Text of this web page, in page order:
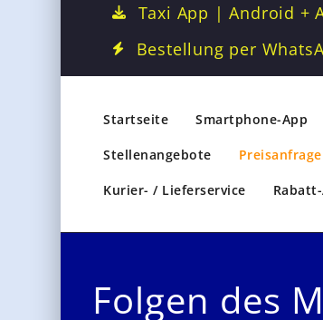
Taxi App | Android +
Bestellung per
Startseite Smartphone-App
Stellenangebote
Kurier- / Lieferservice
Folgen des